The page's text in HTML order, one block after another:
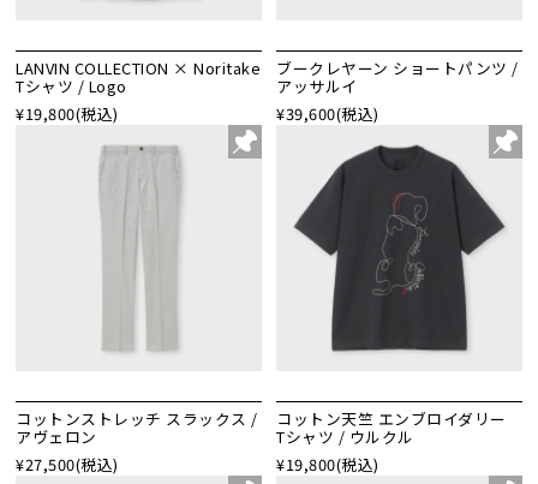
LANVIN COLLECTION × Noritake
Tシャツ / Logo
¥19,800(税込)
ブークレヤーン ショートパンツ /
アッサルイ
¥39,600(税込)
コットンストレッチ スラックス /
アヴェロン
¥27,500(税込)
コットン天竺 エンブロイダリー
Tシャツ / ウルクル
¥19,800(税込)